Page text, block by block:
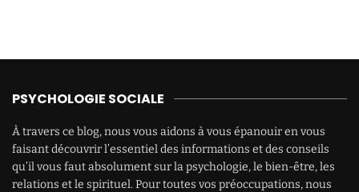
PSYCHOLOGIE SOCIALE
À travers ce blog, nous vous aidons à vous épanouir en vous
faisant découvrir l’essentiel des informations et des conseils
qu’il vous faut absolument sur la psychologie, le bien-être, les
relations et le spirituel. Pour toutes vos préoccupations, nous